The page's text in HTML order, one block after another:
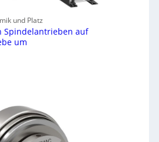
und Platz
Spindelantrieben auf
um